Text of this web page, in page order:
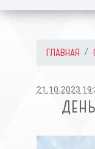
ГЛАВНАЯ
21.10.2023